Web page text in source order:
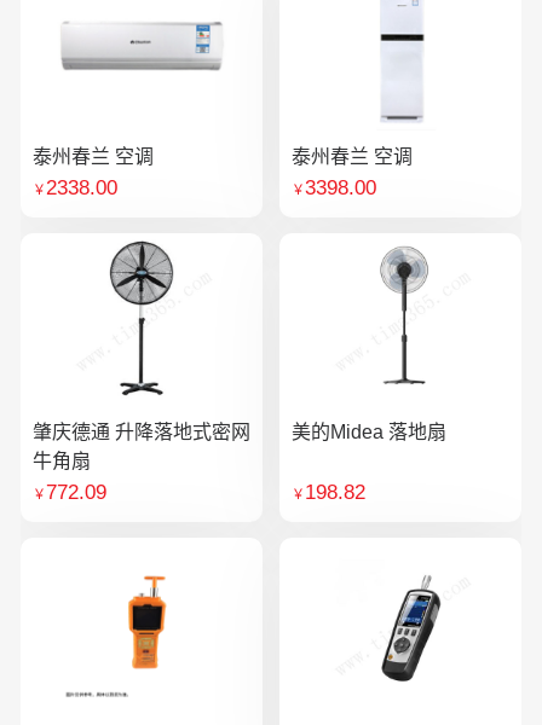
泰州春兰 空调
￥2338.00
泰州春兰 空调
￥3398.00
肇庆德通 升降落地式密网
牛角扇
￥772.09
美的Midea 落地扇
￥ 198.82